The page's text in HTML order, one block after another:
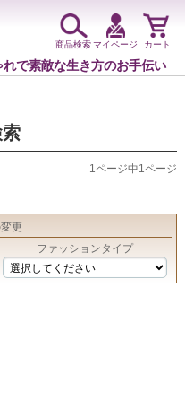
れで素敵な生き方のお手伝い
商品検索マイページ カート
1ページ中1ページ
更
ファッションタイプ